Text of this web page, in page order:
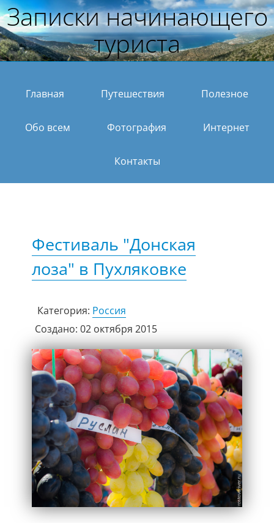
Записки начинающего
туриста
Главная Путешествия Полезное
Обо всем Фотография Интернет
Контакты
Фестиваль "Донская
лоза" в Пухляковке
Категория: Россия
Создано: 02 октября 2015